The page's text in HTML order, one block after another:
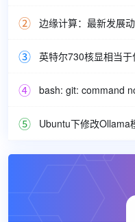
英特尔730核显相当
bash: git: command
Ubuntu下修改Ollama